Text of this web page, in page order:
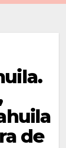
de